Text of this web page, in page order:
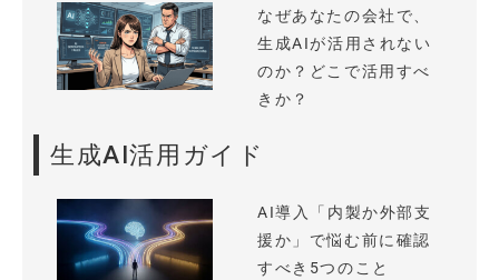
なぜあなたの会社で、
生成AIが活用されない
のか？どこで活用すべ
きか？
生成AI活用ガイド
AI導入「内製か外部支
援か」で悩む前に確認
すべき5つのこと